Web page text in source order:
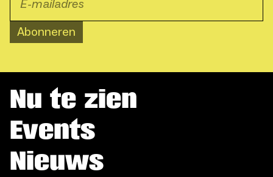
Abonneren
Nu te zien
Events
Nieuws